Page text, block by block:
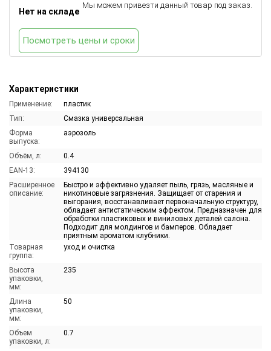
Характеристики
Применение:
пластик
Тип:
Смазка универсальная
Форма
выпуска:
аэрозоль
Объём, л:
0.4
EAN-13:
394130
Расширенное
описание:
Быстро и эффективно удаляет пыль, грязь, масляные и
никотиновые загрязнения. Защищает от старения и
выгорания, восстанавливает первоначальную структуру,
обладает антистатическим эффектом. Предназначен для
обработки пластиковых и виниловых деталей салона.
Подходит для молдингов и бамперов. Обладает
приятным ароматом клубники.
Товарная
группа:
уход и очистка
Высота
упаковки,
мм:
235
Длина
упаковки,
мм:
50
Объем
упаковки, л:
0.7
Нет на складе
Мы можем привезти данный товар под заказ.
Посмотреть цены и сроки